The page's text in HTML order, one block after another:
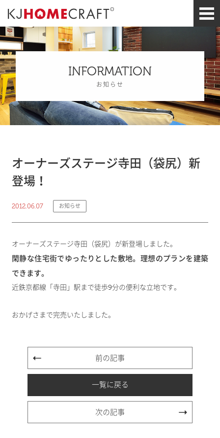
INFORMATION
お知らせ
オーナーズステージ寺田（袋尻）新
登場！
2012.06.07 お知らせ
オーナーズステージ寺田（袋尻）が新登場しました。
閑静な住宅街でゆったりとした敷地。理想のプランを建築
できます。
近鉄京都線「寺田」駅まで徒歩9分の便利な立地です。
おかげさまで完売いたしました。
前の記事
一覧に戻る
次の記事